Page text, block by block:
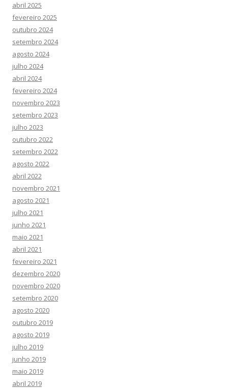
abril 2025
fevereiro 2025
outubro 2024
setembro 2024
agosto 2024
julho 2024
abril 2024
fevereiro 2024
novembro 2023
setembro 2023
julho 2023
outubro 2022
setembro 2022
agosto 2022
abril 2022
novembro 2021
agosto 2021
julho 2021
junho 2021
maio 2021
abril 2021
fevereiro 2021
dezembro 2020
novembro 2020
setembro 2020
agosto 2020
outubro 2019
agosto 2019
julho 2019
junho 2019
maio 2019
abril 2019